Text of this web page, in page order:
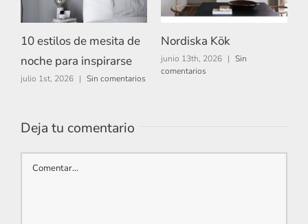
10 estilos de mesita de
noche para inspirarse
julio 1st, 2026 | Sin comentarios
Nordiska Kök
junio 13th, 2026 | Sin
comentarios
Deja tu comentario
Comentar